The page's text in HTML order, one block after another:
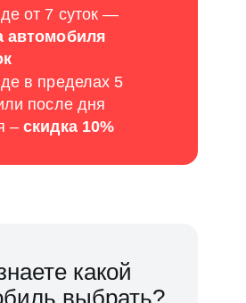
в пределах 5
после дня
–скидка 10%
от 7 суток —
автомобиля
какой
выбрать?